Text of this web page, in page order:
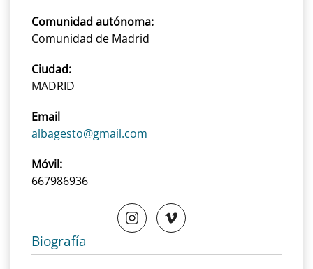
Comunidad autónoma:
Comunidad de Madrid
Ciudad:
MADRID
Email
albagesto@gmail.com
Móvil:
667986936
Biografía